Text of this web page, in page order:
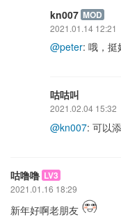
kn007 MOD
2021.01.14 12:21
@peter: 哦，挺
咕咕叫
2021.02.04 15:32
@kn007: 可以
咕噜噜 LV3
2021.01.16 18:29
新年好啊老朋友